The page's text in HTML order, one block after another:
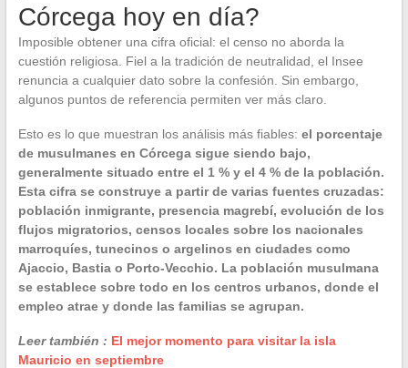
Córcega hoy en día?
Imposible obtener una cifra oficial: el censo no aborda la
cuestión religiosa. Fiel a la tradición de neutralidad, el Insee
renuncia a cualquier dato sobre la confesión. Sin embargo,
algunos puntos de referencia permiten ver más claro.
Esto es lo que muestran los análisis más fiables: el porcentaje
de musulmanes en Córcega sigue siendo bajo,
generalmente situado entre el 1 % y el 4 % de la población.
Esta cifra se construye a partir de varias fuentes cruzadas:
población inmigrante, presencia magrebí, evolución de los
flujos migratorios, censos locales sobre los nacionales
marroquíes, tunecinos o argelinos en ciudades como
Ajaccio, Bastia o Porto-Vecchio. La población musulmana
se establece sobre todo en los centros urbanos, donde el
empleo atrae y donde las familias se agrupan.
Leer también : El mejor momento para visitar la isla
Mauricio en septiembre